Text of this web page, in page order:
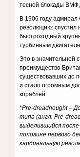
тесной блокады
В 1906 году
революцию: спустил
быстроходный
турбинным
Это в значительной
преимущество
существовавших до
и стало огромным
кораблей.
*Pre-dreadnought –
типа (англ. Pre-
выделившийся
половине первого
кардинальную